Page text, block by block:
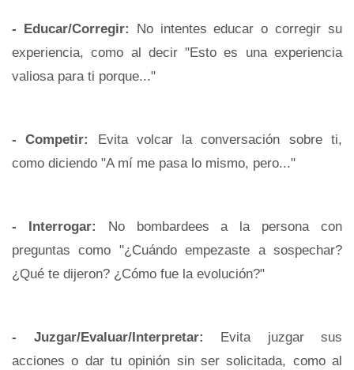
- Educar/Corregir: No intentes educar o corregir su
experiencia, como al decir "Esto es una experiencia
valiosa para ti porque..."
- Competir:
Evita volcar la conversación sobre ti,
como diciendo "A mí me pasa lo mismo, pero..."
- Interrogar: No bombardees a la persona con
preguntas como "¿Cuándo empezaste a sospechar?
¿Qué te dijeron? ¿Cómo fue la evolución?"
- Juzgar/Evaluar/Interpretar: Evita juzgar sus
acciones o dar tu opinión sin ser solicitada, como al